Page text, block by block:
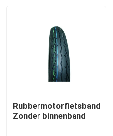
Producten
Rubbermotorfietsbanden
Zonder binnenband